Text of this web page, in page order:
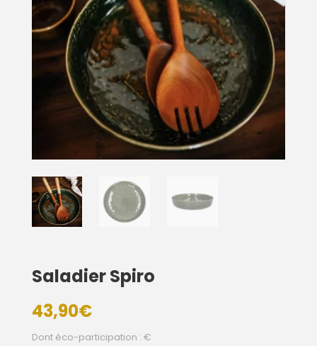
Saladier Spiro
43,90€
Dont éco-participation : €